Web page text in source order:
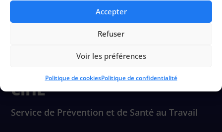
Accepter
Refuser
Voir les préférences
Politique de cookiesPolitique de confidentialité
CIHL
Service de Prévention et de Santé au Travail